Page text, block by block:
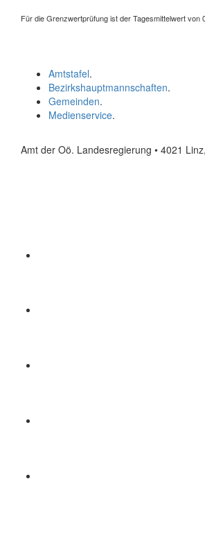
Für die Grenzwertprüfung ist der Tagesmittelwert
Amtstafel.
Bezirkshauptmannschaften.
Gemeinden.
Medienservice.
Amt der Oö. Landesregierung • 4021